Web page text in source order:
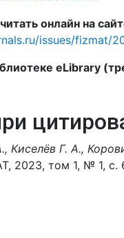
онлайн на
issues/fizmat/
eLibrary
Киселёв Г. А.,
2023, том 1, № 1, с.